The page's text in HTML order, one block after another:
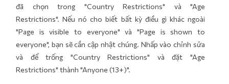
đã chọn trong "Country Restrictions" và "Age
Restrictions". Nếu nó cho biết bất kỳ điều gì khác ngoài
"Page is visible to everyone" và "Page is shown to
everyone", bạn sẽ cần cập nhật chúng. Nhấp vào chỉnh sửa
và để trống "Country Restrictions" và đặt "Age
Restrictions" thành "Anyone (13+)".